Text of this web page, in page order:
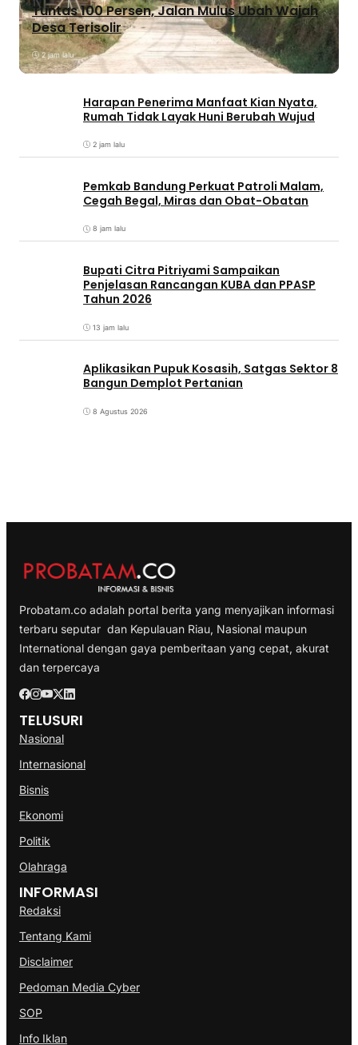
Tuntas 100 Persen, Jalan Mulus Ubah Wajah
Desa Terisolir
2 jam lalu
Harapan Penerima Manfaat Kian Nyata,
Rumah Tidak Layak Huni Berubah Wujud
2 jam lalu
Pemkab Bandung Perkuat Patroli Malam,
Cegah Begal, Miras dan Obat-Obatan
8 jam lalu
Bupati Citra Pitriyami Sampaikan
Penjelasan Rancangan KUBA dan PPASP
Tahun 2026
13 jam lalu
Aplikasikan Pupuk Kosasih, Satgas Sektor 8
Bangun Demplot Pertanian
8 Agustus 2026
Probatam.co adalah portal berita yang menyajikan informasi
terbaru seputar dan Kepulauan Riau, Nasional maupun
International dengan gaya pemberitaan yang cepat, akurat
dan terpercaya
TELUSURI
Nasional
Internasional
Bisnis
Ekonomi
Politik
Olahraga
INFORMASI
Redaksi
Tentang Kami
Disclaimer
Pedoman Media Cyber
SOP
Info Iklan